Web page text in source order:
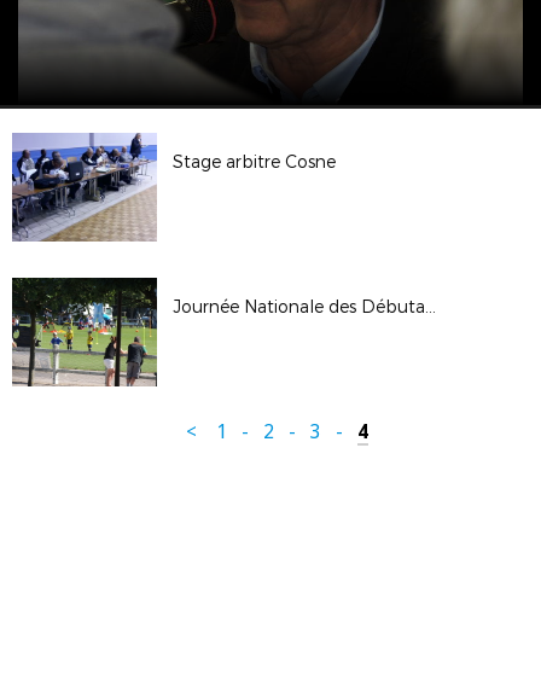
Stage arbitre Cosne
Journée Nationale des Débutants 2017
< 1 - 2 - 3 - 4